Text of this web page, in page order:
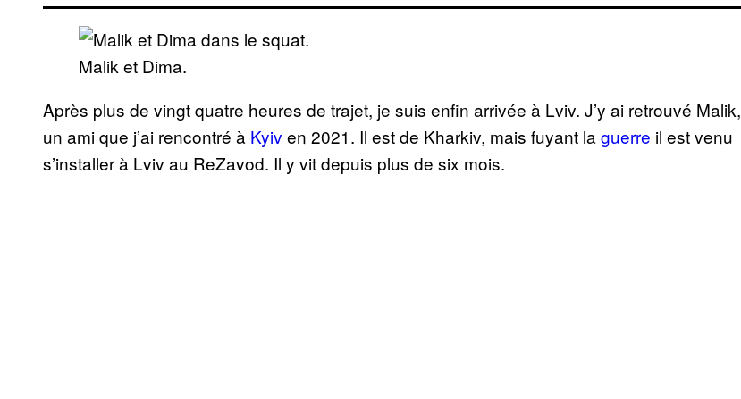
Malik et Dima.
Après plus de vingt quatre heures de trajet, je suis enfin arrivée à Lviv. J’y ai retrouvé Malik,
un ami que j’ai rencontré à Kyiv en 2021. Il est de Kharkiv, mais fuyant la guerre il est venu
s’installer à Lviv au ReZavod. Il y vit depuis plus de six mois.